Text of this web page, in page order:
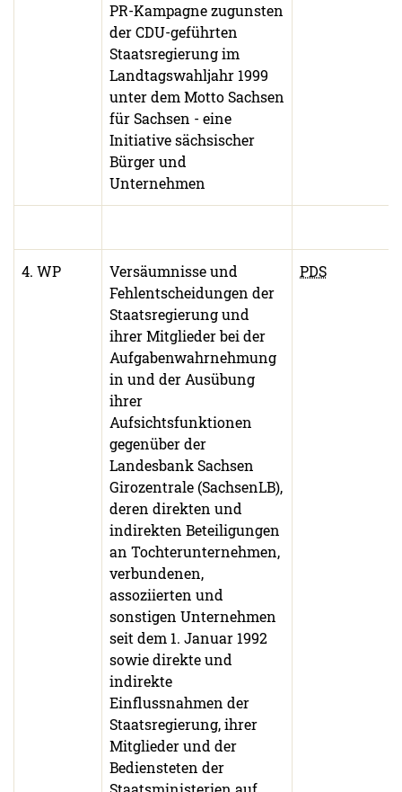
PR-Kampagne zugunsten
der CDU-geführten
Staatsregierung im
Landtagswahljahr 1999
unter dem Motto Sachsen
für Sachsen - eine
Initiative sächsischer
Bürger und
Unternehmen
4. WP
Versäumnisse und
Fehlentscheidungen der
Staatsregierung und
ihrer Mitglieder bei der
Aufgabenwahrnehmung
in und der Ausübung
ihrer
Aufsichtsfunktionen
gegenüber der
Landesbank Sachsen
Girozentrale (SachsenLB),
deren direkten und
indirekten Beteiligungen
an Tochterunternehmen,
verbundenen,
assoziierten und
sonstigen Unternehmen
seit dem 1. Januar 1992
sowie direkte und
indirekte
Einflussnahmen der
Staatsregierung, ihrer
Mitglieder und der
Bediensteten der
PDS